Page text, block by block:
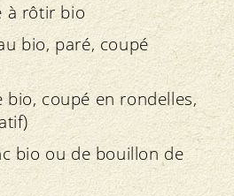
à rôtir bio
bio, paré, coupé
coupé en rondelles,
bio ou de bouillon de